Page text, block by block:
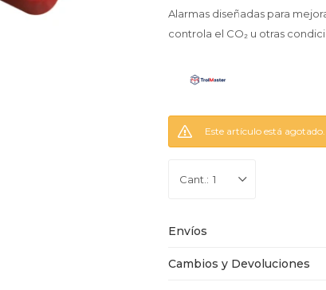
Alarmas diseñadas para
controla el CO₂ u otras
Este artículo está agotado.
1
Envíos
Cambios y Devoluciones